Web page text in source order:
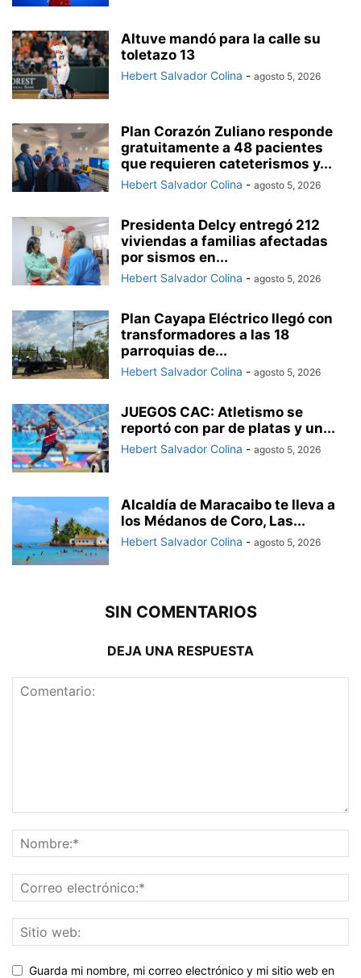
Altuve mandó para la calle su
toletazo 13
Hebert Salvador Colina - agosto 5, 2026
Plan Corazón Zuliano responde
gratuitamente a 48 pacientes
que requieren cateterismos y...
Hebert Salvador Colina - agosto 5, 2026
Presidenta Delcy entregó 212
viviendas a familias afectadas
por sismos en...
Hebert Salvador Colina - agosto 5, 2026
Plan Cayapa Eléctrico llegó con
transformadores a las 18
parroquias de...
Hebert Salvador Colina - agosto 5, 2026
JUEGOS CAC: Atletismo se
reportó con par de platas y un...
Hebert Salvador Colina - agosto 5, 2026
Alcaldía de Maracaibo te lleva a
los Médanos de Coro, Las...
Hebert Salvador Colina - agosto 5, 2026
SIN COMENTARIOS
DEJA UNA RESPUESTA
Guarda mi nombre, mi correo electrónico y mi sitio web en